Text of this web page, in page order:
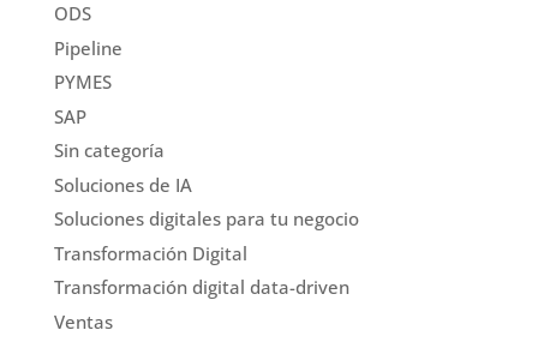
ODS
Pipeline
PYMES
SAP
Sin categoría
Soluciones de IA
Soluciones digitales para tu negocio
Transformación Digital
Transformación digital data-driven
Ventas